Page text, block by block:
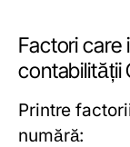
Factori care
contabilității
Printre
numără: